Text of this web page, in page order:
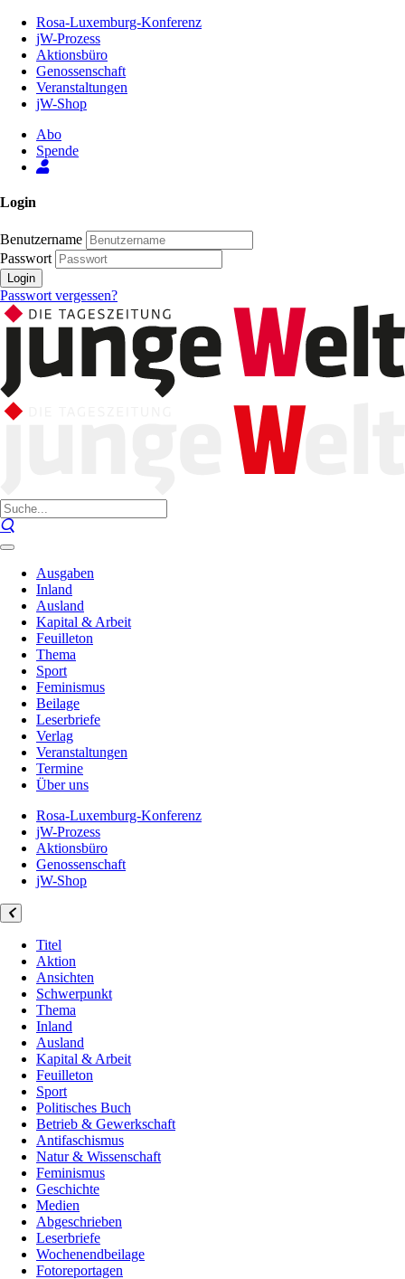
Inhalt
Seite
Rosa-Luxemburg-Konferenz
jW-Prozess
Aktionsbüro
Genossenschaft
Veranstaltungen
jW-Shop
Abo
Spende
Login
Benutzername
Passwort
Login
Passwort vergessen?
Ausgaben
Inland
Ausland
Kapital & Arbeit
Feuilleton
Thema
Sport
Feminismus
Beilage
Leserbriefe
Verlag
Veranstaltungen
Termine
Über uns
Rosa-Luxemburg-Konferenz
jW-Prozess
Aktionsbüro
Genossenschaft
jW-Shop
Titel
Aktion
Ansichten
Schwerpunkt
Thema
Inland
Ausland
Kapital & Arbeit
Feuilleton
Sport
Politisches Buch
Betrieb & Gewerkschaft
Antifaschismus
Natur & Wissenschaft
Feminismus
Geschichte
Medien
Abgeschrieben
Leserbriefe
Wochenendbeilage
Fotoreportagen